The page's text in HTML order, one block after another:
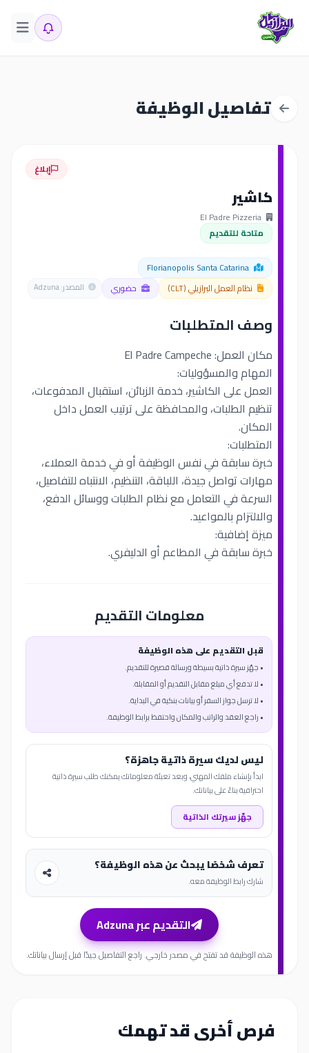
تفاصيل الوظيفة
إبلاغ
كاشير
متاحة للتقديم
نظام العمل البرازيلي (CLT)
حضوري المصدر: Adzuna
وصف المتطلبات
مكان العمل: El Padre Campeche
المهام والمسؤوليات:
العمل على الكاشير، خدمة الزبائن، استقبال المدفوعات،
تنظيم الطلبات، والمحافظة على ترتيب العمل داخل
المكان.
المتطلبات:
خبرة سابقة في نفس الوظيفة أو في خدمة العملاء،
مهارات تواصل جيدة، اللباقة، التنظيم، الانتباه للتفاصيل،
السرعة في التعامل مع نظام الطلبات ووسائل الدفع،
والالتزام بالمواعيد.
ميزة إضافية:
خبرة سابقة في المطاعم أو الدليفري.
معلومات التقديم
قبل التقديم على هذه الوظيفة
• جهّز سيرة ذاتية بسيطة ورسالة قصيرة للتقديم.
• لا تدفع أي مبلغ مقابل التقديم أو المقابلة.
• لا ترسل جواز السفر أو بيانات بنكية في البداية.
• راجع العقد والراتب والمكان واحتفظ برابط الوظيفة.
ليس لديك سيرة ذاتية جاهزة؟
ابدأ بإنشاء ملفك المهني، وبعد تعبئة معلوماتك يمكنك طلب سيرة ذاتية
احترافية بناءً على بياناتك.
جهّز سيرتك الذاتية
تعرف شخصًا يبحث عن هذه الوظيفة؟
شارك رابط الوظيفة معه.
التقديم عبر Adzuna
هذه الوظيفة قد تفتح في مصدر خارجي. راجع التفاصيل جيدًا قبل إرسال بياناتك.
فرص أخرى قد تهمك